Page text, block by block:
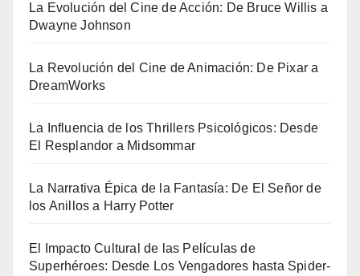
La Evolución del Cine de Acción: De Bruce Willis a
Dwayne Johnson
La Revolución del Cine de Animación: De Pixar a
DreamWorks
La Influencia de los Thrillers Psicológicos: Desde
El Resplandor a Midsommar
La Narrativa Épica de la Fantasía: De El Señor de
los Anillos a Harry Potter
El Impacto Cultural de las Películas de
Superhéroes: Desde Los Vengadores hasta Spider-